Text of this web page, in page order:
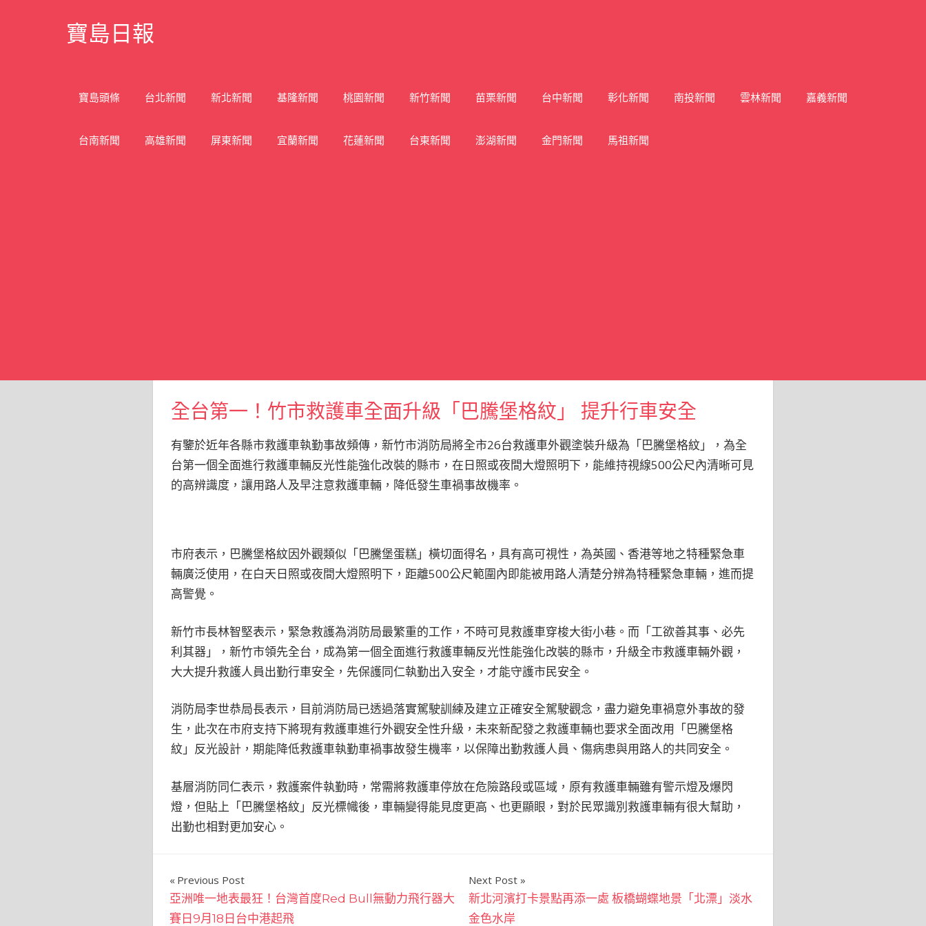
寶島日報
寶島頭條 台北新聞 新北新聞 基隆新聞 桃園新聞 新竹新聞 苗栗新聞 台中新聞 彰化新聞 南投新聞 雲林新聞 嘉義新聞
台南新聞 高雄新聞 屏東新聞 宜蘭新聞 花蓮新聞 台東新聞 澎湖新聞 金門新聞 馬祖新聞
全台第一！竹市救護車全面升級「巴騰堡格紋」 提升行車安全
有鑒於近年各縣市救護車執勤事故頻傳，新竹市消防局將全市26台救護車外觀塗裝升級為「巴騰堡格紋」，為全
台第一個全面進行救護車輛反光性能強化改裝的縣市，在日照或夜間大燈照明下，能維持視線500公尺內清晰可見
的高辨識度，讓用路人及早注意救護車輛，降低發生車禍事故機率。
市府表示，巴騰堡格紋因外觀類似「巴騰堡蛋糕」橫切面得名，具有高可視性，為英國、香港等地之特種緊急車
輛廣泛使用，在白天日照或夜間大燈照明下，距離500公尺範圍內即能被用路人清楚分辨為特種緊急車輛，進而提
高警覺。
新竹市長林智堅表示，緊急救護為消防局最繁重的工作，不時可見救護車穿梭大街小巷。而「工欲善其事、必先
利其器」，新竹市領先全台，成為第一個全面進行救護車輛反光性能強化改裝的縣市，升級全市救護車輛外觀，
大大提升救護人員出勤行車安全，先保護同仁執勤出入安全，才能守護市民安全。
消防局李世恭局長表示，目前消防局已透過落實駕駛訓練及建立正確安全駕駛觀念，盡力避免車禍意外事故的發
生，此次在市府支持下將現有救護車進行外觀安全性升級，未來新配發之救護車輛也要求全面改用「巴騰堡格
紋」反光設計，期能降低救護車執勤車禍事故發生機率，以保障出勤救護人員、傷病患與用路人的共同安全。
基層消防同仁表示，救護案件執勤時，常需將救護車停放在危險路段或區域，原有救護車輛雖有警示燈及爆閃
燈，但貼上「巴騰堡格紋」反光標幟後，車輛變得能見度更高、也更顯眼，對於民眾識別救護車輛有很大幫助，
出勤也相對更加安心。
文
章
Previous Post
亞洲唯一地表最狂！台灣首度Red Bull無動力飛行器大
賽日9月18日台中港起飛
Next Post
新北河濱打卡景點再添一處 板橋蝴蝶地景「北漂」淡水
金色水岸